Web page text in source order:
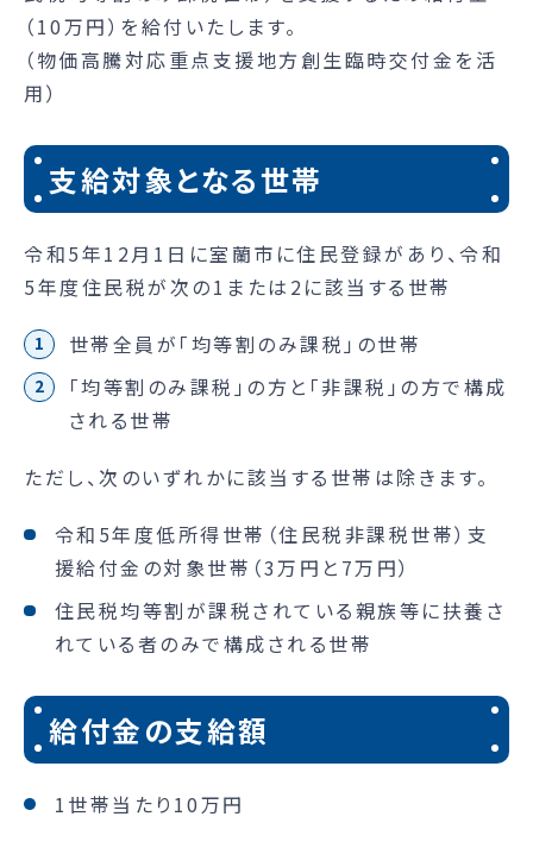
（10万円）を給付いたします。
（物価高騰対応重点支援地方創生臨時交付金を活
用）
支給対象となる世帯
令和5年12月1日に室蘭市に住民登録があり、令和
5年度住民税が次の1または2に該当する世帯
世帯全員が「均等割のみ課税」の世帯
「均等割のみ課税」の方と「非課税」の方で構成
される世帯
ただし、次のいずれかに該当する世帯は除きます。
令和5年度低所得世帯（住民税非課税世帯）支
援給付金の対象世帯（3万円と7万円）
住民税均等割が課税されている親族等に扶養さ
れている者のみで構成される世帯
給付金の支給額
1世帯当たり10万円